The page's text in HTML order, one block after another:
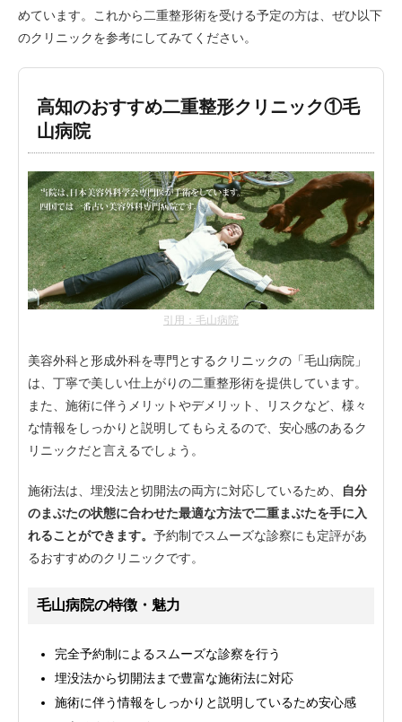
めています。これから二重整形術を受ける予定の方は、ぜひ以下
のクリニックを参考にしてみてください。
高知のおすすめ二重整形クリニック①毛
山病院
引用：毛山病院
美容外科と形成外科を専門とするクリニックの「毛山病院」
は、丁寧で美しい仕上がりの二重整形術を提供しています。
また、施術に伴うメリットやデメリット、リスクなど、様々
な情報をしっかりと説明してもらえるので、安心感のあるク
リニックだと言えるでしょう。
施術法は、埋没法と切開法の両方に対応しているため、
自分
のまぶたの状態に合わせた最適な方法で二重まぶたを手に入
れることができます。 予約制でスムーズな診察にも定評があ
るおすすめのクリニックです。
毛山病院の特徴・魅力
完全予約制によるスムーズな診察を行う
埋没法から切開法まで豊富な施術法に対応
施術に伴う情報をしっかりと説明しているため安心感